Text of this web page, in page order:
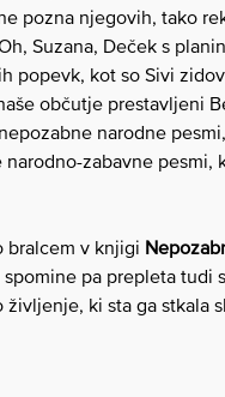
pozna njegovih, tako
Suzana, Deček s
popevk, kot so Sivi
občutje prestavljeni
narodne
zabavne pesmi,
bralcem v knjigi
pa prepleta tudi
ki sta ga stkala